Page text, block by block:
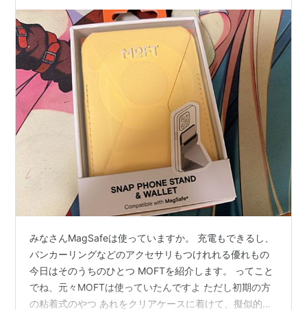
マルチデバイス対応 cheero
Power Plus 2 10400mAh (シル
バー) 大容量モバイルバッテリ
出版社/メーカー:
cheero mart
Wireless Phone Accessory
購入
クリック
この商品を含むブログ (24件) を見る
必要のない付加機能をOFFにする
位置情報サービスの使用を控える
プッシュ通知をオフにする
新しいデータの取得頻度を抑える
プッシュメールをオフにする
Wi-Fiをオフにする
みなさんMagSafeは使っていますか。 充電もできるし、
バンカーリングなどのアクセサリもつけれれる優れもの
今日はそのうちのひとつ MOFTを紹介します。 ってこと
でね、元々MOFTは使っていたんですよ ただし初期の方
の粘着式のやつ あれをクリアケースに着けて、擬似的に